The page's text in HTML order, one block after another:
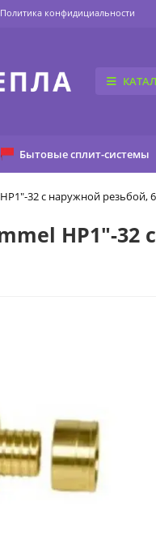
Политика конфидициальности
Бытовые сплит-системы
32 с наружной резьбой,
НР1"-32